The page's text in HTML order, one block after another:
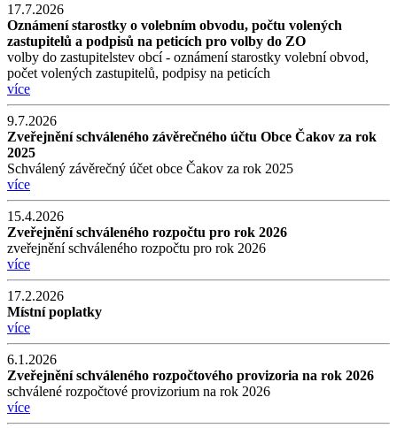
17.7.2026
Oznámení starostky o volebním obvodu, počtu volených
zastupitelů a podpisů na peticích pro volby do ZO
volby do zastupitelstev obcí - oznámení starostky volební obvod,
počet volených zastupitelů, podpisy na peticích
více
9.7.2026
Zveřejnění schváleného závěrečného účtu Obce Čakov za rok
2025
Schválený závěrečný účet obce Čakov za rok 2025
více
15.4.2026
Zveřejnění schváleného rozpočtu pro rok 2026
zveřejnění schváleného rozpočtu pro rok 2026
více
17.2.2026
Místní poplatky
více
6.1.2026
Zveřejnění schváleného rozpočtového provizoria na rok 2026
schválené rozpočtové provizorium na rok 2026
více